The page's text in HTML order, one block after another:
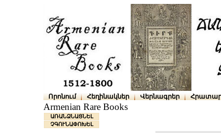
Որոնում Հեղինակներ Վերնագրեր
Armenian Rare Books
ԱՌԱՆՁՆԱՑՆԵԼ
ՉԳՈՒՆԱՓՈԽԵԼ